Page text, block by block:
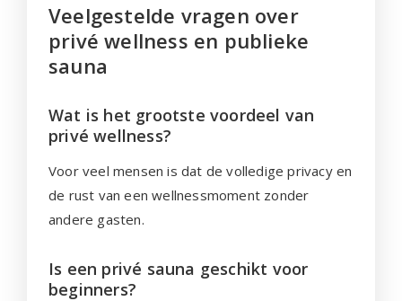
Veelgestelde vragen over
privé wellness en publieke
sauna
Wat is het grootste voordeel van
privé wellness?
Voor veel mensen is dat de volledige privacy en
de rust van een wellnessmoment zonder
andere gasten.
Is een privé sauna geschikt voor
beginners?